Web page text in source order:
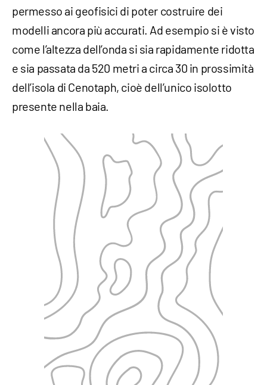
permesso ai geofisici di poter costruire dei
modelli ancora più accurati. Ad esempio si è visto
come l’altezza dell’onda si sia rapidamente ridotta
e sia passata da 520 metri a circa 30 in prossimità
dell’isola di Cenotaph, cioè dell’unico isolotto
presente nella baia.